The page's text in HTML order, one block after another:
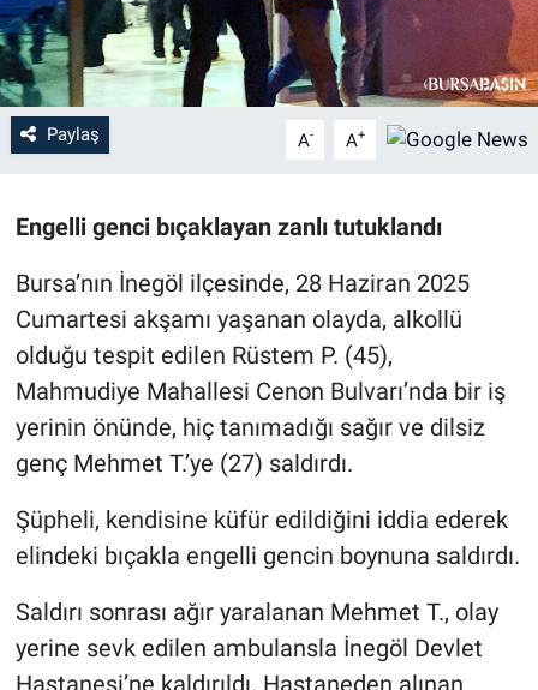
Paylaş A- A+
Engelli genci bıçaklayan zanlı tutuklandı
Bursa’nın İnegöl ilçesinde, 28 Haziran 2025
Cumartesi akşamı yaşanan olayda, alkollü
olduğu tespit edilen Rüstem P. (45),
Mahmudiye Mahallesi Cenon Bulvarı’nda bir iş
yerinin önünde, hiç tanımadığı sağır ve dilsiz
genç Mehmet T.’ye (27) saldırdı.
Şüpheli, kendisine küfür edildiğini iddia ederek
elindeki bıçakla engelli gencin boynuna saldırdı.
Saldırı sonrası ağır yaralanan Mehmet T., olay
yerine sevk edilen ambulansla İnegöl Devlet
Ekonomi
Dünya
Teknoloji
Siyaset
Yaşam
Spor
Nöbetçi Eczaneler